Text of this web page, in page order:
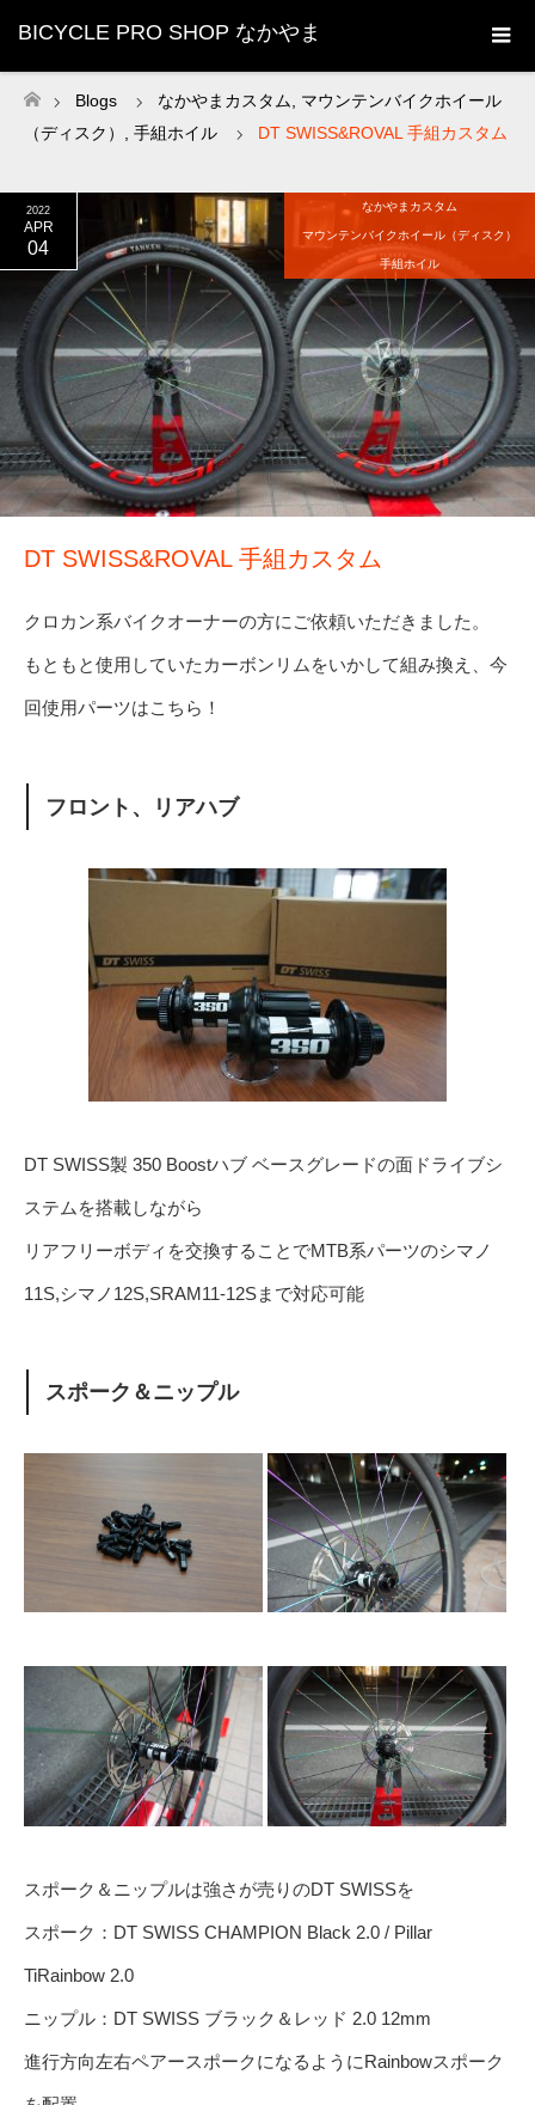
BICYCLE PRO SHOP なかやま
ホーム
Blogs なかやまカスタム
マウンテンバイクホイール
（ディスク）
手組ホイル DT SWISS&ROVAL 手組カスタム
2022
APR
04
なかやまカスタム
マウンテンバイクホイール（ディスク）
手組ホイル
DT SWISS&ROVAL 手組カスタム
クロカン系バイクオーナーの方にご依頼いただきました。
もともと使用していたカーボンリムをいかして組み換え、今
回使用パーツはこちら！
フロント、リアハブ
DT SWISS製 350 Boostハブ ベースグレードの面ドライブシ
ステムを搭載しながら
リアフリーボディを交換することでMTB系パーツのシマノ
11S,シマノ12S,SRAM11-12Sまで対応可能
スポーク＆ニップル
スポーク＆ニップルは強さが売りのDT SWISSを
スポーク：DT SWISS CHAMPION Black 2.0 / Pillar
TiRainbow 2.0
ニップル：DT SWISS ブラック＆レッド 2.0 12mm
進行方向左右ペアースポークになるようにRainbowスポーク